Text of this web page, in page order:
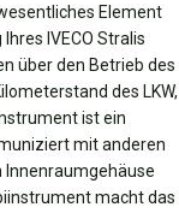
Element
IVECO Stralis
über den Betrieb des
des LKW,
ist ein
mit anderen
Innenraumgehäuse
macht das